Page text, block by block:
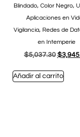
Blindado, Color Negro,
Aplicaciones en
Vigilancia, Redes de
en Intemperie
$5,037.30 $
Añadir al carrito